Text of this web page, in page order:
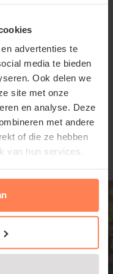
advertenties te
media te bieden
Ook delen we
site met onze
en analyse. Deze
met andere
of die ze hebben
van hun services.
staat graag op een
in de winter moet
wat droger. De
bodem; gebruik
snoeien
en ingevroren